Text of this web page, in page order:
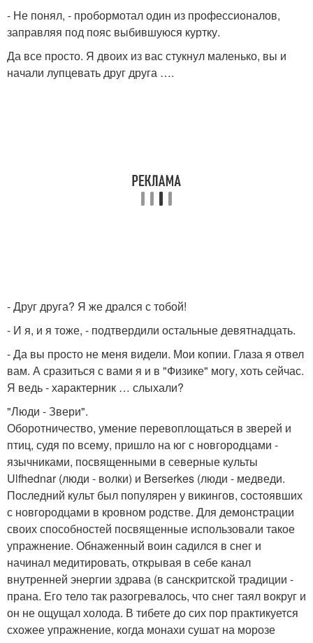
- Не понял, - пробормотал один из профессионалов,
заправляя под пояс выбившуюся куртку.
Да все просто. Я двоих из вас стукнул маленько, вы и
начали лупцевать друг друга ….
- Друг друга? Я же дрался с тобой!
- И я, и я тоже, - подтвердили остальные девятнадцать.
- Да вы просто не меня видели. Мои копии. Глаза я отвел
вам. А сразиться с вами я и в "Физике" могу, хоть сейчас.
Я ведь - характерник … слыхали?
"Люди - Звери".
Оборотничество, умение перевоплощаться в зверей и
птиц, судя по всему, пришло на юг с новгородцами -
язычниками, посвященными в северные культы
Ulfhednar (люди - волки) и Berserkes (люди - медведи.
Последний культ был популярен у викингов, состоявших
с новгородцами в кровном родстве. Для демонстрации
своих способностей посвященные использовали такое
упражнение. Обнаженный воин садился в снег и
начинал медитировать, открывая в себе канал
внутренней энергии здрава (в санскритской традиции -
прана. Его тело так разогревалось, что снег таял вокруг и
он не ощущал холода. В тибете до сих пор практикуется
схожее упражнение, когда монахи сушат на морозе